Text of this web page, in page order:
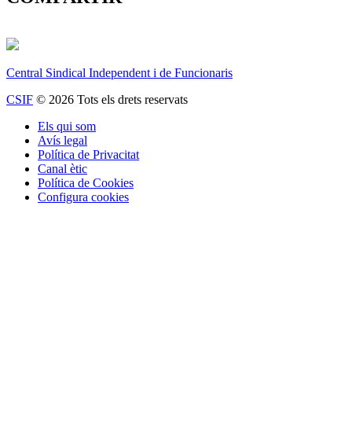
Central Sindical Independent i de Funcionaris
CSIF © 2026 Tots els drets reservats
Els qui som
Avís legal
Política de Privacitat
Canal ètic
Política de Cookies
Configura cookies